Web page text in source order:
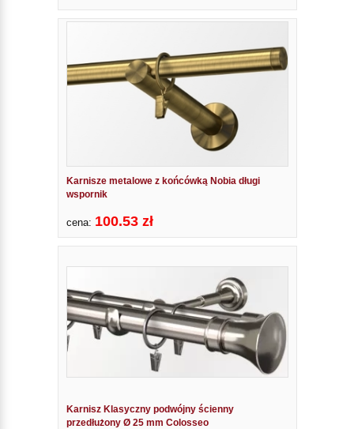
Karnisze metalowe z końcówką Nobia długi
wspornik
cena: 100.53 zł
Karnisz Klasyczny podwójny ścienny
przedłużony Ø 25 mm Colosseo